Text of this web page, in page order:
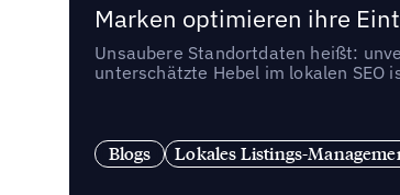
Marken optimieren ihre
Unsaubere Standortdaten heißt:
unterschätzte Hebel im lokalen SEO
Blogs Lokales Listings-